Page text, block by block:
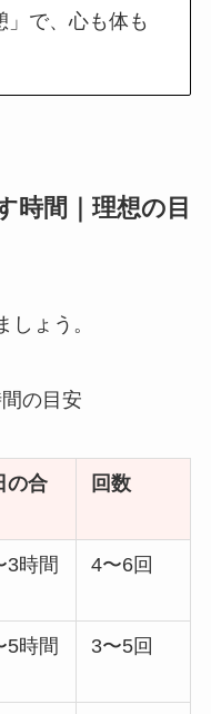
」で、心も体も
時間｜理想の目
しょう。
の目安
の合
回数
3時間 4〜6回
5時間 3〜5回